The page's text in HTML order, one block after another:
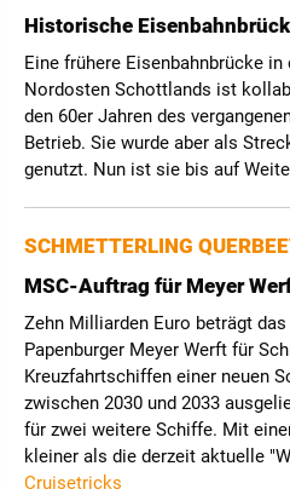
Historische
Eine frühere Eisenbahnbrücke
Nordosten Schottlands ist
den 60er Jahren des
Betrieb. Sie wurde aber als
genutzt. Nun ist sie bis auf
SCHMETTERLING
MSC-Auftrag für Meyer
Zehn Milliarden Euro beträgt
Papenburger Meyer Werft für
Kreuzfahrtschiffen einer neuen
zwischen 2030 und 2033
für zwei weitere Schiffe. Mit
kleiner als die derzeit aktuelle
Cruisetricks